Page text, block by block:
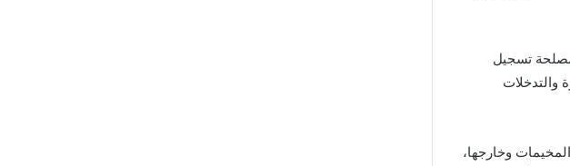
تسجيل
والتدخلات
وخارجها،